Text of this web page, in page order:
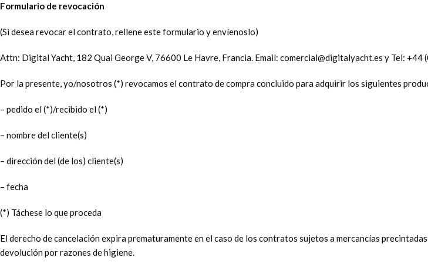
Formulario de revocación
(Si desea revocar el contrato, rellene este formulario y envíenoslo)
Attn: Digital Yacht, 182 Quai George V, 76600 Le Havre, Francia. Email: comercial@digitalyacht.es y Tel: +44
Por la presente, yo/nosotros (*) revocamos el contrato de compra concluido para adquirir los siguientes
– pedido el (*)/recibido el (*)
– nombre del cliente(s)
– dirección del (de los) cliente(s)
– fecha
(*) Táchese lo que proceda
El derecho de cancelación expira prematuramente en el caso de los contratos sujetos a mercancías
devolución por razones de higiene.